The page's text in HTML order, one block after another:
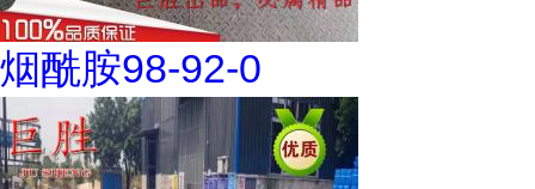
烟酰胺98-92-0